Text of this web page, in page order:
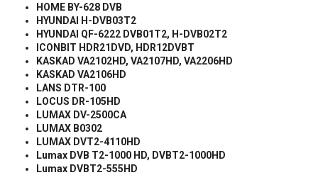
HOME BY-628 DVB
HYUNDAI H-DVB03T2
HYUNDAI QF-6222 DVB01T2, H-DVB02T2
ICONBIT HDR21DVD, HDR12DVBT
KASKAD VA2102HD, VA2107HD, VA2206HD
KASKAD VA2106HD
LANS DTR-100
LOCUS DR-105HD
LUMAX DV-2500CA
LUMAX B0302
LUMAX DVT2-4110HD
Lumax DVB T2-1000 HD, DVBT2-1000HD
Lumax DVBT2-555HD